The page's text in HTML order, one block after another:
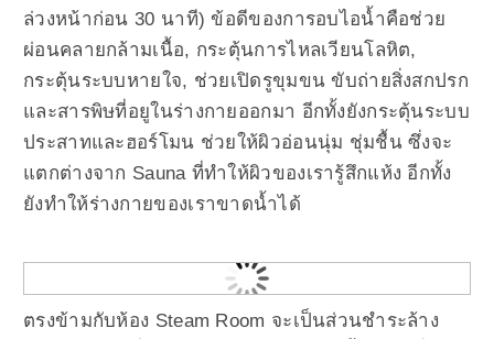
ล่วงหน้าก่อน 30 นาที) ข้อดีของการอบไอนํ้าคือช่วย
ผ่อนคลายกล้ามเนื้อ, กระตุ้นการไหลเวียนโลหิต,
กระตุ้นระบบหายใจ, ช่วยเปิดรูขุมขน ขับถ่ายสิ่งสกปรก
และสารพิษที่อยูในร่างกายออกมา อีกทั้งยังกระตุ้นระบบ
ประสาทและฮอร์โมน ช่วยให้ผิวอ่อนนุ่ม ชุ่มชื้น ซึ่งจะ
แตกต่างจาก Sauna ที่ทำให้ผิวของเรารู้สึกแห้ง อีกทั้ง
ยังทำให้ร่างกายของเราขาดน้ำได้
ตรงข้ามกับห้อง Steam Room จะเป็นส่วนชำระล้าง